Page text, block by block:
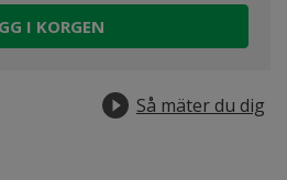
I KORGEN
Så mäter du dig